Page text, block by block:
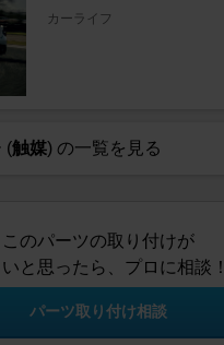
カーライフ
(触媒) の一覧を見る
このパーツの取り付けが
と思ったら、プロに相談！
パーツ取り付け相談